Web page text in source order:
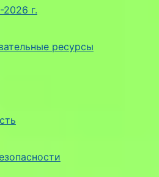
г.
ресурсы